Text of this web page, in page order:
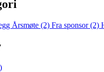
Årsmøte (2) Fra sponsor (2)